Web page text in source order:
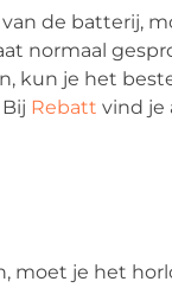
de batterij,
normaal
kun je het
Rebatt vind je
moet je het